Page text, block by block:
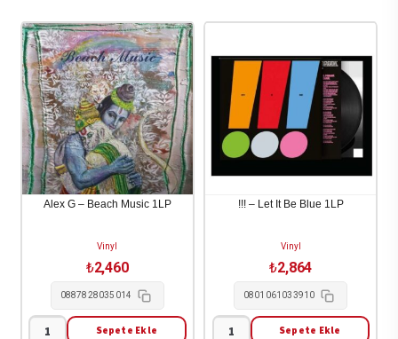
Alex G – Beach Music 1LP
Vinyl
₺2,460
0887828035014
Sepete Ekle
!!! – Let It Be Blue 1LP
Vinyl
₺2,864
0801061033910
Sepete Ekle